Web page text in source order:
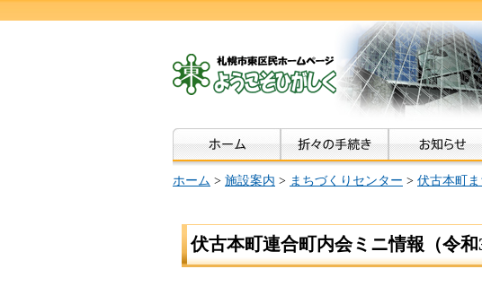
ホーム > 施設案内 > まちづくりセンター > 伏古本町
伏古本町連合町内会ミニ情報（令